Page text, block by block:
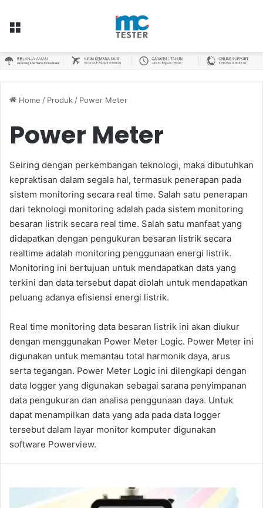
Menu
Home / Produk / Power Meter
Power Meter
Seiring dengan perkembangan teknologi, maka dibutuhkan
kepraktisan dalam segala hal, termasuk penerapan pada
sistem monitoring secara real time. Salah satu penerapan
dari teknologi monitoring adalah pada sistem monitoring
besaran listrik secara real time. Salah satu manfaat yang
didapatkan dengan pengukuran besaran listrik secara
realtime adalah monitoring penggunaan energi listrik.
Monitoring ini bertujuan untuk mendapatkan data yang
terkini dan data tersebut dapat diolah untuk mendapatkan
peluang adanya efisiensi energi listrik.
Real time monitoring data besaran listrik ini akan diukur
dengan menggunakan Power Meter Logic. Power Meter ini
digunakan untuk memantau total harmonik daya, arus
serta tegangan. Power Meter Logic ini dilengkapi dengan
data logger yang digunakan sebagai sarana penyimpanan
data pengukuran dan analisa penggunaan daya. Untuk
dapat menampilkan data yang ada pada data logger
tersebut dalam layar monitor komputer digunakan
software Powerview.